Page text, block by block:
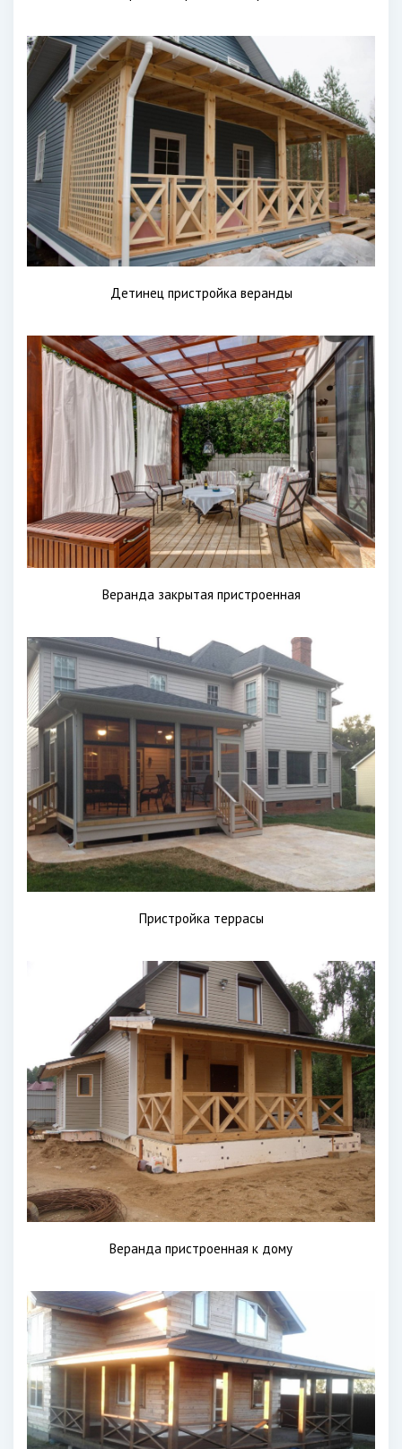
Детинец пристройка веранды
Веранда закрытая пристроенная
Пристройка террасы
Веранда пристроенная к дому